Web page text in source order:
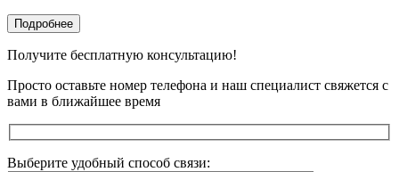
Подробнее
Получите бесплатную консультацию!
Просто оставьте номер телефона и наш специалист свяжется с
вами в ближайшее время
Выберите удобный способ связи: